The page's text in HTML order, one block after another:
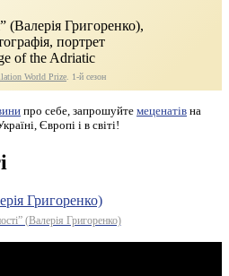
(Валерія Григоренко),
портрет
of the Adriatic
World Prize . 1‑й сезон
про себе, запрошуйте меценатів на
Європі і в світі!
(Валерія Григоренко)